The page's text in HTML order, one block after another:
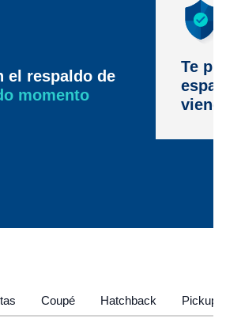
el respaldo de
momento
Te
Coupé Hatchback Pickup